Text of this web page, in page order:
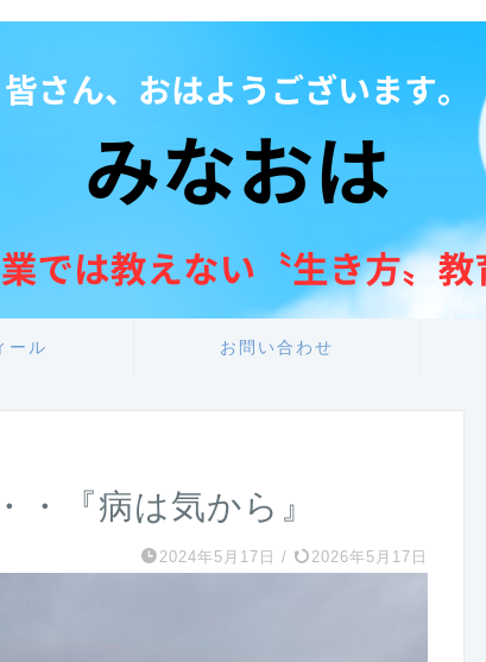
ール お問い合わせ
・『病は気から』
2024年5月17日 / 2026年5月17日